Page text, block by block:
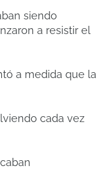
siendo
a resistir el
a medida que la
cada vez